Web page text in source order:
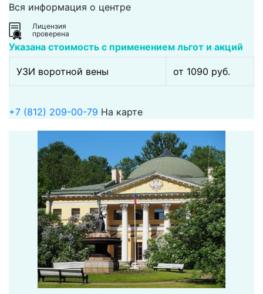
Вся информация о центре
Лицензия
проверена
Указана стоимость с применением льгот и акций
УЗИ воротной вены от 1090 pуб.
+7 (812) 209-00-79 На карте